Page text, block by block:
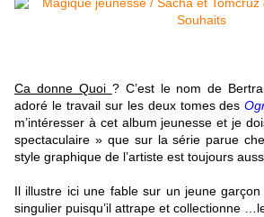
Ca donne Quoi ? C’est le nom de
adoré le travail sur les deux tomes des
m’intéresser à cet album jeunesse et je
spectaculaire » que sur la série parue
style graphique de l’artiste est toujours
Il illustre ici une fable sur un jeune
singulier puisqu’il attrape et collectionne